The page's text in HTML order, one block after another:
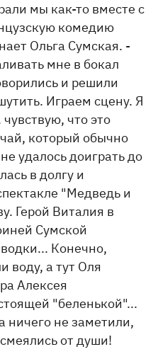
мы как-то вместе с
комедию
Ольга Сумская. -
мне в бокал
и решили
Играем сцену. Я
что это
который обычно
удалось доиграть до
в долгу и
"Медведь и
Герой Виталия в
Сумской
Конечно,
воду, а тут Оля
Алексея
"беленькой"...
ничего не заметили,
от души!